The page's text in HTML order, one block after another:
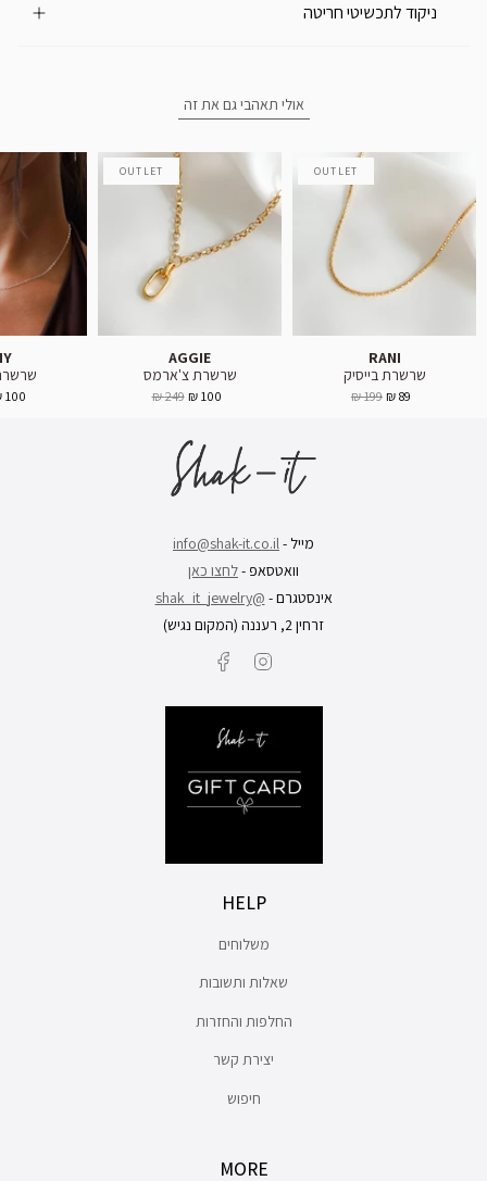
ניקוד לתכשיטי חריטה
אולי תאהבי גם את זה
OUTLET
RANI
שרשרת בייסיק
89 ₪
199 ₪
OUTLET
AGGIE
שרשרת צ'ארמס
100 ₪
249 ₪
100 ₪
מייל - info@shak-it.co.il
וואטסאפ -לחצו כאן
אינסטגרם - @shak_it_jewelry
זרחין 2, רעננה (המקום נגיש)
Instagram
HELP
משלוחים
שאלות ותשובות
החלפות והחזרות
יצירת קשר
חיפוש
MORE